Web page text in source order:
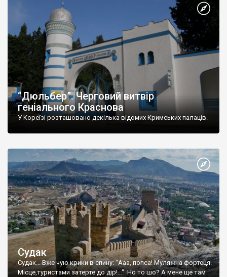
“Дюльбер”. Черговий витвір
геніального Краснова
У Кореїзі розташовано декілька відомих Кримських палаців.
Судак
Судак... Вже чую крики в спину: "Ааа, попса! Муляжна фортеця!
Місце,туристами затерте до дір!..." Но то шо? А мене ще там